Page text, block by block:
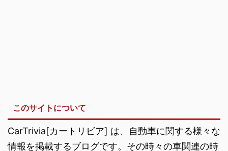
このサイトについて
CarTrivia[カートリビア] は、自動車に関する様々な
情報を掲載するブログです。その時々の車関連の時